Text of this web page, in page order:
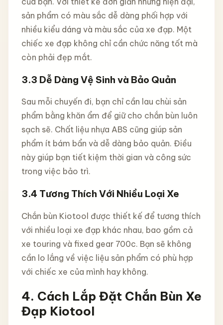
sản phẩm có màu sắc dễ dàng phối hợp với
nhiều kiểu dáng và màu sắc của xe đạp. Một
chiếc xe đạp không chỉ cần chức năng tốt mà
còn phải đẹp mắt.
3.3 Dễ Dàng Vệ Sinh và Bảo Quản
Sau mỗi chuyến đi, bạn chỉ cần lau chùi sản
phẩm bằng khăn ẩm để giữ cho chắn bùn luôn
sạch sẽ. Chất liệu nhựa ABS cũng giúp sản
phẩm ít bám bẩn và dễ dàng bảo quản. Điều
này giúp bạn tiết kiệm thời gian và công sức
trong việc bảo trì.
3.4 Tương Thích Với Nhiều Loại Xe
Chắn bùn Kiotool được thiết kế để tương thích
với nhiều loại xe đạp khác nhau, bao gồm cả
xe touring và fixed gear 700c. Bạn sẽ không
cần lo lắng về việc liệu sản phẩm có phù hợp
với chiếc xe của mình hay không.
4. Cách Lắp Đặt Chắn Bùn Xe
Đạp Kiotool